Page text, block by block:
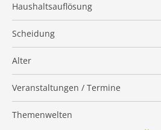
Haushaltsauflösung
Scheidung
Alter
Veranstaltungen / Termine
Themenwelten